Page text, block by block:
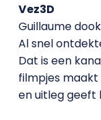
Vez3D
Guillaume
Al snel
Dat is een
filmpjes
en uitleg geeft